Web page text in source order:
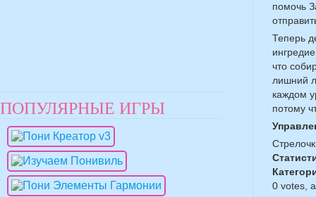
помочь
Теперь
что
лишний
каждом
потому
0 votes,
ПОПУЛЯРНЫЕ ИГРЫ